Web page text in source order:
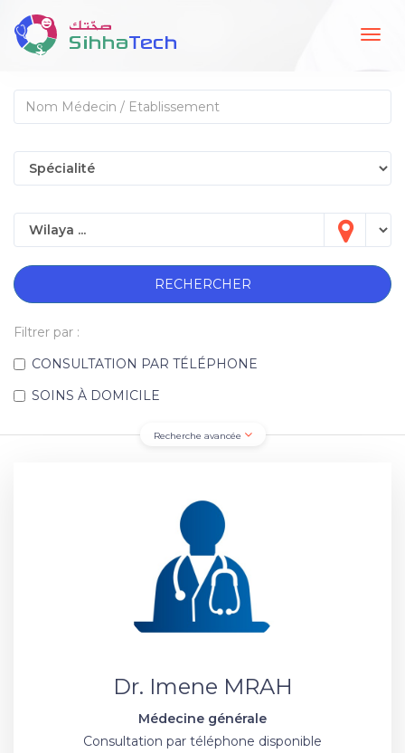
RECHERCHER
Filtrer par :
CONSULTATION PAR TÉLÉPHONE
SOINS À DOMICILE
Recherche avancée
Dr. Imene MRAH
Médecine générale
Consultation par téléphone disponible